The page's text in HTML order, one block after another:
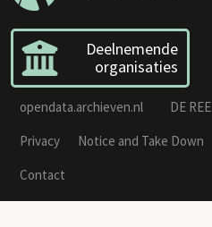
Deelnemende
organisaties
opendata.archieven.nl DE REE
Privacy
Notice and Take Down
Contact